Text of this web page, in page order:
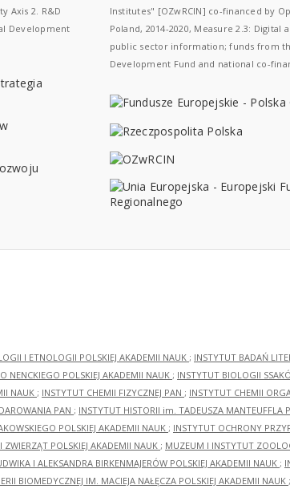
Axis 2. R&D
Development
Institutes" [OZwRCIN] co-financed by
Poland, 2014-2020, Measure 2.3:
public sector information; funds from
Development Fund and national co-
I ETNOLOGII POLSKIEJ AKADEMII NAUK ; INSTYTUT BADAŃ
NENCKIEGO POLSKIEJ AKADEMII NAUK ; INSTYTUT BIOLOGII
NAUK ; INSTYTUT CHEMII FIZYCZNEJ PAN ; INSTYTUT CHEMII
PAN ; INSTYTUT HISTORII im. TADEUSZA MANTEUFFLA
POLSKIEJ AKADEMII NAUK ; INSTYTUT OCHRONY
POLSKIEJ AKADEMII NAUK ; MUZEUM I INSTYTUT
I ALEKSANDRA BIRKENMAJERÓW POLSKIEJ AKADEMII NAUK ;
BIOMEDYCZNEJ IM. MACIEJA NAŁĘCZA POLSKIEJ AKADEMII NAUK ;